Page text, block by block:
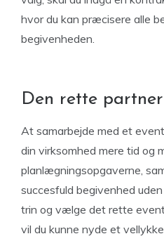
hvor du kan præcisere alle
begivenheden.
Den rette
At samarbejde med et
din virksomhed mere tid og
planlægningsopgaverne,
succesfuld begivenhed
trin og vælge det rette
vil du kunne nyde et